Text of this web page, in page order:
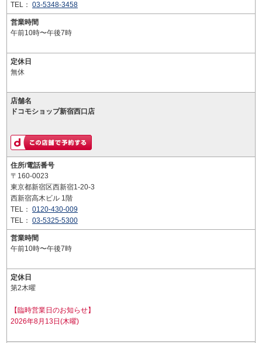
TEL： 03-5348-3458
営業時間
午前10時〜午後7時
定休日
無休
店舗名
ドコモショップ新宿西口店
住所/電話番号
〒160-0023
東京都新宿区西新宿1-20-3
西新宿高木ビル 1階
TEL： 0120-430-009
TEL： 03-5325-5300
営業時間
午前10時〜午後7時
定休日
第2木曜
【臨時営業日のお知らせ】
2026年8月13日(木曜)